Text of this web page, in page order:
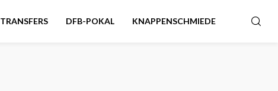
TRANSFERS DFB-POKAL KNAPPENSCHMIEDE